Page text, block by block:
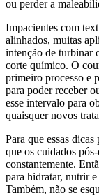
ou perder a
Impacientes com
alinhados, muitas
intenção de turbinar
corte químico. O
primeiro processo e
para poder receber
esse intervalo para
quaisquer novos
Para que essas
que os cuidados
constantemente.
para hidratar, nutrir
Também, não se